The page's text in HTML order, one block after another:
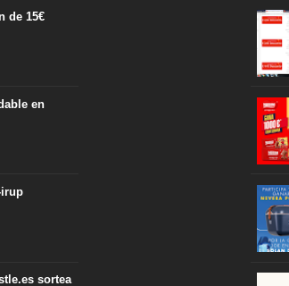
de 15€
en
irup
sortea